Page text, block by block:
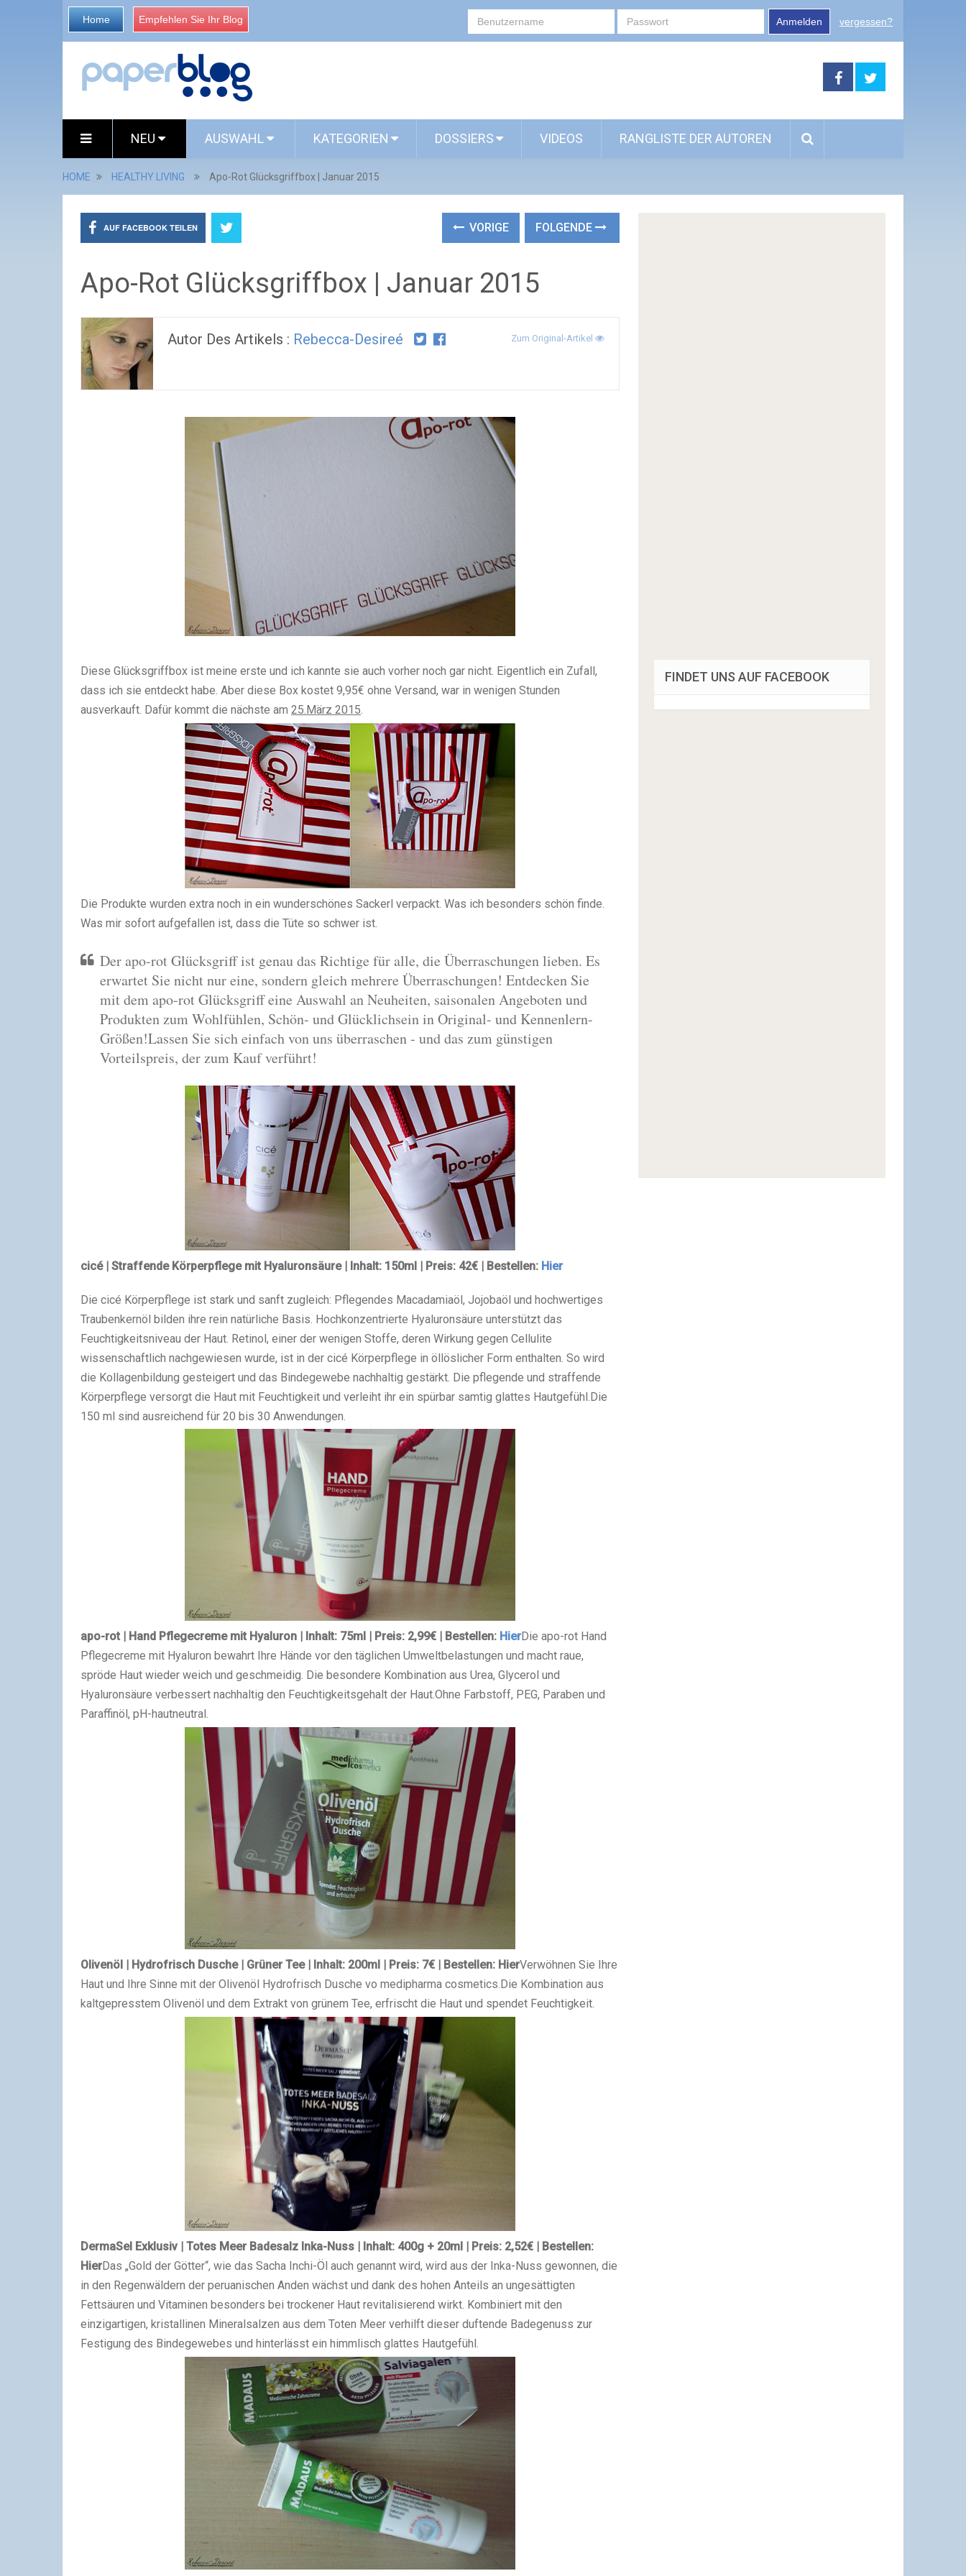
Home Empfehlen Sie Ihr Blog Anmelden vergessen?
NEU AUSWAHL KATEGORIEN DOSSIERS VIDEOS RANGLISTE DER AUTOREN
HOME HEALTHY LIVING Apo-Rot Glücksgriffbox | Januar 2015
AUF FACEBOOK TEILEN VORIGE FOLGENDE
Apo-Rot Glücksgriffbox | Januar 2015
Autor Des Artikels : Rebecca-Desireé Zum Original-Artikel
Diese Glücksgriffbox ist meine erste und ich kannte sie auch vorher noch gar nicht. Eigentlich ein Zufall,
dass ich sie entdeckt habe. Aber diese Box kostet 9,95€ ohne Versand, war in wenigen Stunden
ausverkauft. Dafür kommt die nächste am 25.März 2015.
Die Produkte wurden extra noch in ein wunderschönes Sackerl verpackt. Was ich besonders schön finde.
Was mir sofort aufgefallen ist, dass die Tüte so schwer ist.
Der apo-rot Glücksgriff ist genau das Richtige für alle, die Überraschungen lieben. Es
erwartet Sie nicht nur eine, sondern gleich mehrere Überraschungen! Entdecken Sie
mit dem apo-rot Glücksgriff eine Auswahl an Neuheiten, saisonalen Angeboten und
Produkten zum Wohlfühlen, Schön- und Glücklichsein in Original- und Kennenlern-
Größen!Lassen Sie sich einfach von uns überraschen - und das zum günstigen
Vorteilspreis, der zum Kauf verführt!
cicé | Straffende Körperpflege mit Hyaluronsäure | Inhalt: 150ml | Preis: 42€ | Bestellen: Hier
Die cicé Körperpflege ist stark und sanft zugleich: Pflegendes Macadamiaöl, Jojobaöl und hochwertiges
Traubenkernöl bilden ihre rein natürliche Basis. Hochkonzentrierte Hyaluronsäure unterstützt das
Feuchtigkeitsniveau der Haut. Retinol, einer der wenigen Stoffe, deren Wirkung gegen Cellulite
wissenschaftlich nachgewiesen wurde, ist in der cicé Körperpflege in öllöslicher Form enthalten. So wird
die Kollagenbildung gesteigert und das Bindegewebe nachhaltig gestärkt. Die pflegende und straffende
Körperpflege versorgt die Haut mit Feuchtigkeit und verleiht ihr ein spürbar samtig glattes Hautgefühl. Die
150 ml sind ausreichend für 20 bis 30 Anwendungen.
apo-rot | Hand Pflegecreme mit Hyaluron | Inhalt: 75ml | Preis: 2,99€ | Bestellen: HierDie apo-rot Hand
Pflegecreme mit Hyaluron bewahrt Ihre Hände vor den täglichen Umweltbelastungen und macht raue,
spröde Haut wieder weich und geschmeidig. Die besondere Kombination aus Urea, Glycerol und
Hyaluronsäure verbessert nachhaltig den Feuchtigkeitsgehalt der Haut.Ohne Farbstoff, PEG, Paraben und
Paraffinöl, pH-hautneutral.
Olivenöl | Hydrofrisch Dusche | Grüner Tee | Inhalt: 200ml | Preis: 7€ | Bestellen: HierVerwöhnen Sie Ihre
Haut und Ihre Sinne mit der Olivenöl Hydrofrisch Dusche vo medipharma cosmetics. Die Kombination aus
kaltgepresstem Olivenöl und dem Extrakt von grünem Tee, erfrischt die Haut und spendet Feuchtigkeit.
DermaSel Exklusiv | Totes Meer Badesalz Inka-Nuss | Inhalt: 400g + 20ml | Preis: 2,52€ | Bestellen:
HierDas „Gold der Götter“, wie das Sacha Inchi-Öl auch genannt wird, wird aus der Inka-Nuss gewonnen, die
in den Regenwäldern der peruanischen Anden wächst und dank des hohen Anteils an ungesättigten
Fettsäuren und Vitaminen besonders bei trockener Haut revitalisierend wirkt. Kombiniert mit den
einzigartigen, kristallinen Mineralsalzen aus dem Toten Meer verhilft dieser duftende Badegenuss zur
Festigung des Bindegewebes und hinterlässt ein himmlisch glattes Hautgefühl.
FINDET UNS AUF FACEBOOK